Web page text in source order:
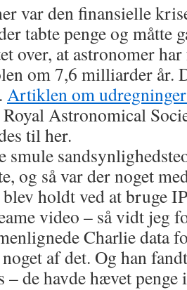
var den finansielle
tabte penge og måtte
over, at astronomer
om 7,6 milliarder år.
. Artiklen om
Astronomical
til her.
smule
og så var der noget
holdt ved at bruge
video – så vidt jeg
Charlie data
af det. Og han
de havde hævet penge